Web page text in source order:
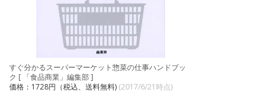
すぐ分かるスーパーマーケット惣菜の仕事ハンドブッ
ク [ 「食品商業」編集部 ]
価格：1728円（税込、送料無料) (2017/6/21時点)